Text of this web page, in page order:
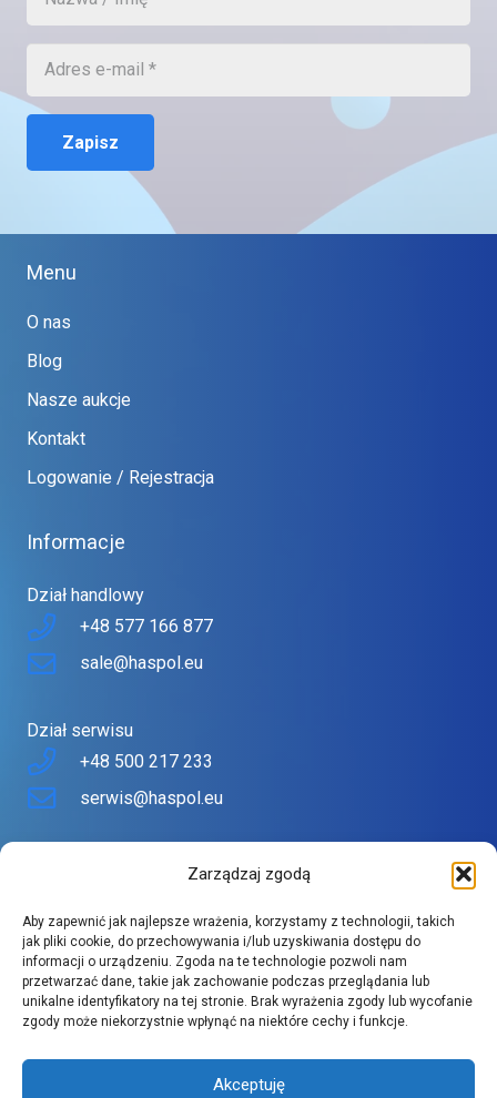
Zarządzaj zgodą
Aby zapewnić jak najlepsze wrażenia, korzystamy z technologii, takich
jak pliki cookie, do przechowywania i/lub uzyskiwania dostępu do
informacji o urządzeniu. Zgoda na te technologie pozwoli nam
przetwarzać dane, takie jak zachowanie podczas przeglądania lub
unikalne identyfikatory na tej stronie. Brak wyrażenia zgody lub wycofanie
zgody może niekorzystnie wpłynąć na niektóre cechy i funkcje.
Akceptuję
Zapisz
Menu
O nas
Blog
Nasze aukcje
Kontakt
Logowanie / Rejestracja
Informacje
Dział handlowy
+48 577 166 877
sale@haspol.eu
Dział serwisu
+48 500 217 233
serwis@haspol.eu
Znajdziesz tu urządzenia topowych producentów w
atrakcyjnych cenach.
Szeroki asortyment spełnia wysokie wymagania naszych
klientów.